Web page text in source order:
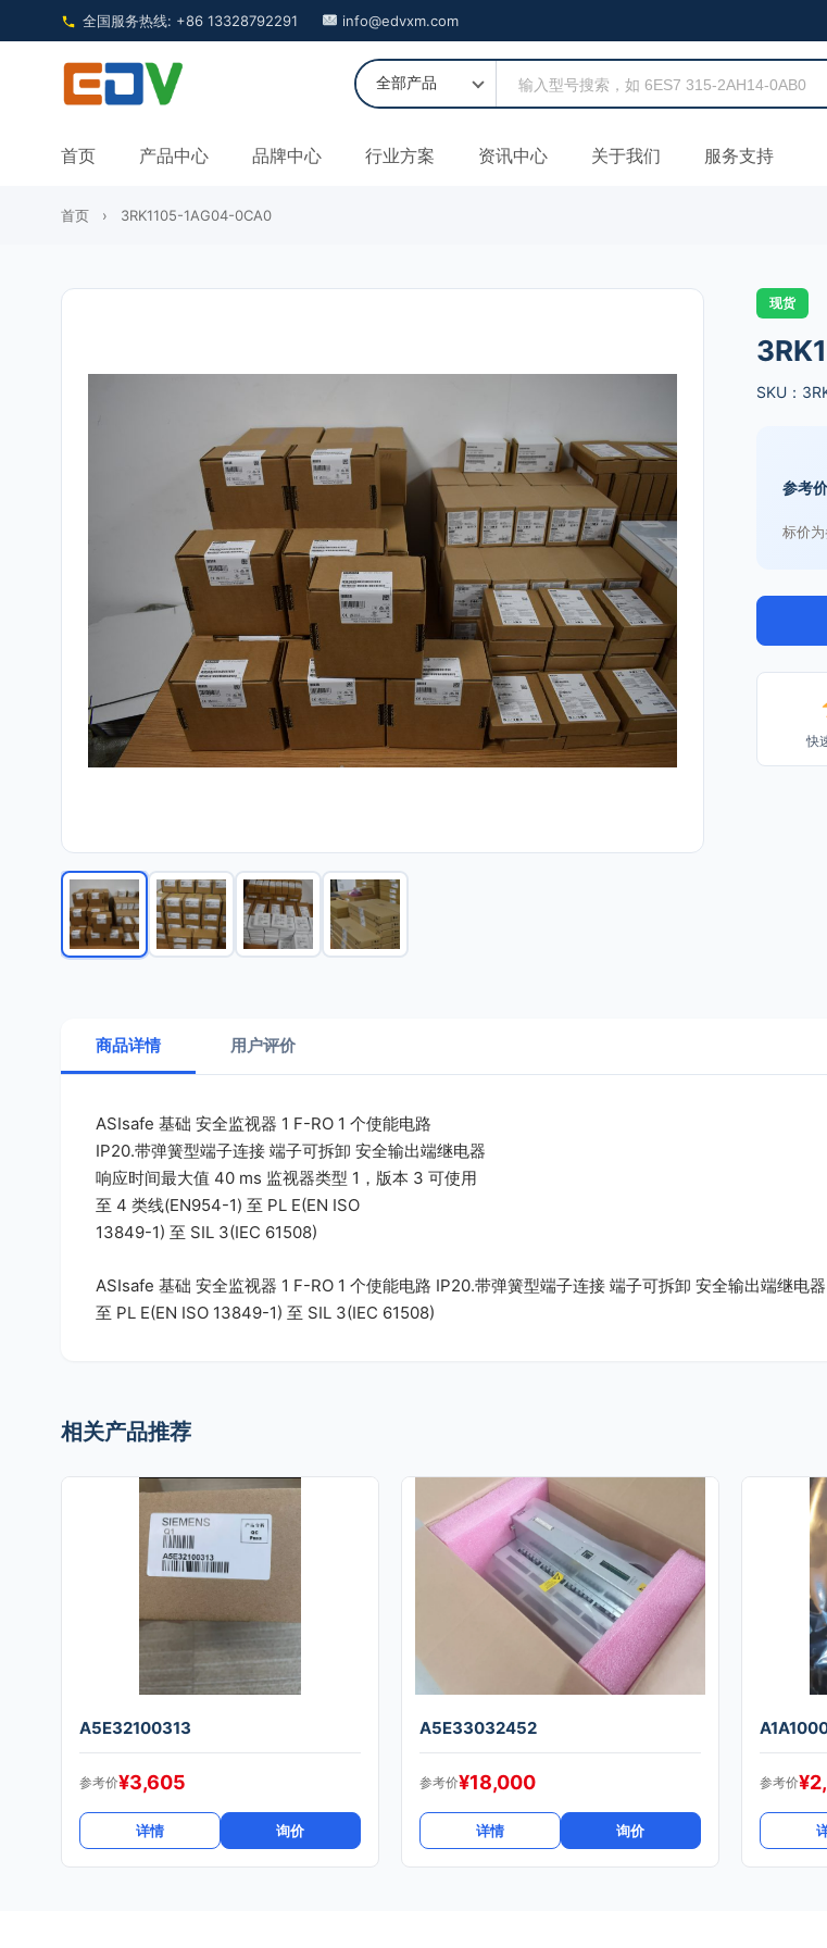
全国服务热线: +86 13328792291 info@edvxm.com
首页 产品中心 品牌中心 行业方案 资讯中心 关于我们 服务支持
首页 › 3RK1105-1AG04-0CA0
现货
SKU：
参考价
标价
快
商品详情 用户评价
ASIsafe 基础 安全监视器 1 F-RO 1 个使能电路
IP20.带弹簧型端子连接 端子可拆卸 安全输出端继电器
响应时间最大值 40 ms 监视器类型 1，版本 3 可使用
至 4 类线(EN954-1) 至 PL E(EN ISO
13849-1) 至 SIL 3(IEC 61508)
ASIsafe 基础 安全监视器 1 F-RO 1 个使能电路 IP20.带弹簧型端子连接 端子可拆卸 安全输出端继
至 PL E(EN ISO 13849-1) 至 SIL 3(IEC 61508)
相关产品推荐
A5E32100313
参考价¥3,605
详情 询价
A5E33032452
参考价¥18,000
详情 询价
参考价¥